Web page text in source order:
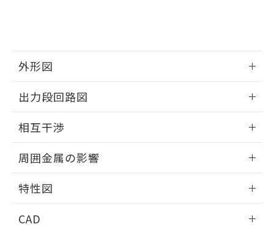
外形図
外形図
出力段回路図
出力段回路図
相互干渉
相互干渉
周囲金属の影響
周囲金属の影響
特性図
CAD
引・商談に必要な範囲で利用すること
の共同利用に関して"
用者の範囲」に記載されている法人を
指します。
EU RoHS指令（10物質）の非含有証明書
51物質の非含有証明書（当社基準）
※本証明書は発行日時点で非含有を証明す
るもので、過去に遡って非含有を証明する
ものではありません。
また、RoHS指令のフタル酸エステル類４
荷製品に未対応品が混在することから備考
欄に対応日を記載しておりました。
既に当社にて対応品への在庫切替を完了
していることから、特段のことがない限
合意する キャンセル